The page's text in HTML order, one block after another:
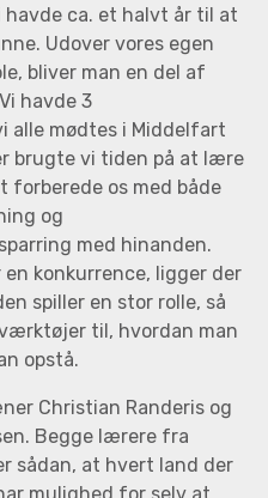
ca. et halvt år til at
Udover vores egen
bliver man en del af
havde 3
alle mødtes i Middelfart
brugte vi tiden på at lære
forberede os med både
og
med hinanden.
konkurrence, ligger der
spiller en stor rolle, så
til, hvordan man
opstå.
Christian Randeris og
Begge lærere fra
sådan, at hvert land der